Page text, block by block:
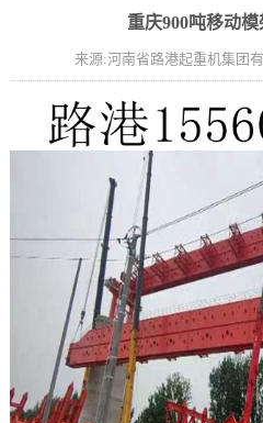
重庆900吨移动
来源:河南省路港起重机集团